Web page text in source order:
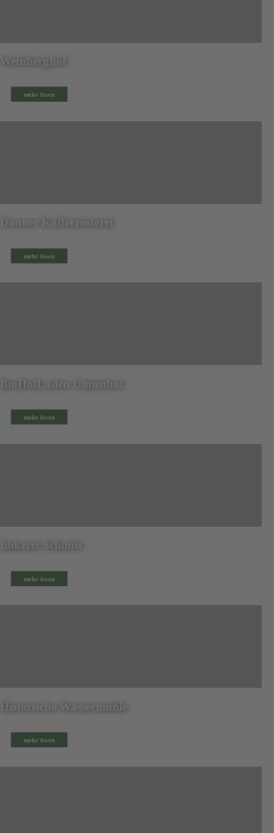
Weinberghof
mehr lesen
Dauner Kaffeerösterei
mehr lesen
BioHofLaden Ulmenhof
mehr lesen
Imkerei Schmitt
mehr lesen
Historische Wassermühle
mehr lesen